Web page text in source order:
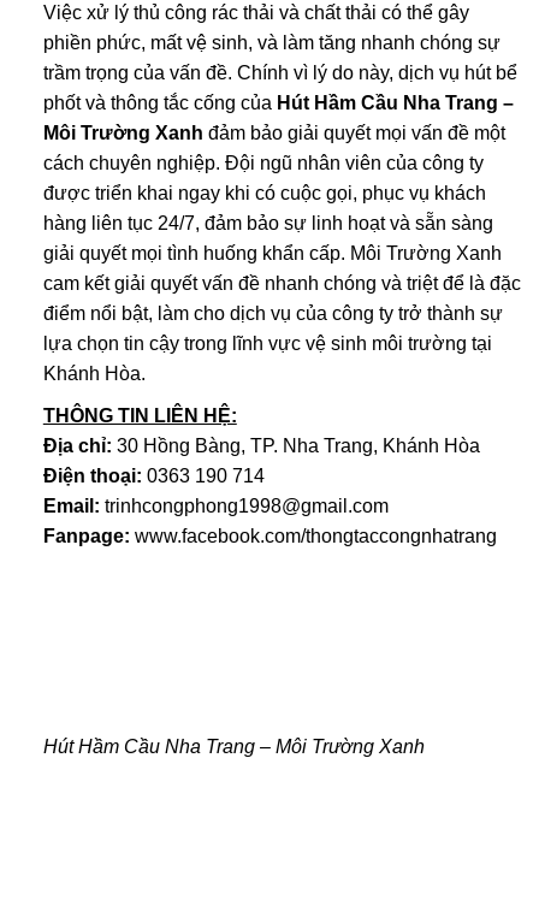
Việc xử lý thủ công rác thải và chất thải có thể gây
phiền phức, mất vệ sinh, và làm tăng nhanh chóng sự
trầm trọng của vấn đề. Chính vì lý do này, dịch vụ hút bể
phốt và thông tắc cống của Hút Hầm Cầu Nha Trang –
Môi Trường Xanh đảm bảo giải quyết mọi vấn đề một
cách chuyên nghiệp. Đội ngũ nhân viên của công ty
được triển khai ngay khi có cuộc gọi, phục vụ khách
hàng liên tục 24/7, đảm bảo sự linh hoạt và sẵn sàng
giải quyết mọi tình huống khẩn cấp. Môi Trường Xanh
cam kết giải quyết vấn đề nhanh chóng và triệt để là đặc
điểm nổi bật, làm cho dịch vụ của công ty trở thành sự
lựa chọn tin cậy trong lĩnh vực vệ sinh môi trường tại
Khánh Hòa.
THÔNG TIN LIÊN HỆ:
Địa chỉ: 30 Hồng Bàng, TP. Nha Trang, Khánh Hòa
Điện thoại: 0363 190 714
Email: trinhcongphong1998@gmail.com
Fanpage: www.facebook.com/thongtaccongnhatrang
Hút Hầm Cầu Nha Trang – Môi Trường Xanh